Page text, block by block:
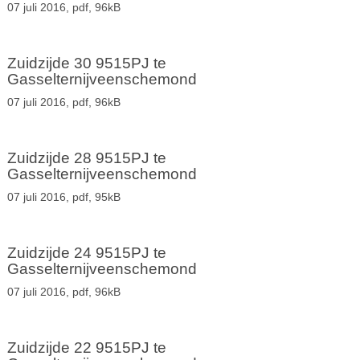
07 juli 2016, pdf, 96kB
Zuidzijde 30 9515PJ te
Gasselternijveenschemond
07 juli 2016, pdf, 96kB
Zuidzijde 28 9515PJ te
Gasselternijveenschemond
07 juli 2016, pdf, 95kB
Zuidzijde 24 9515PJ te
Gasselternijveenschemond
07 juli 2016, pdf, 96kB
Zuidzijde 22 9515PJ te